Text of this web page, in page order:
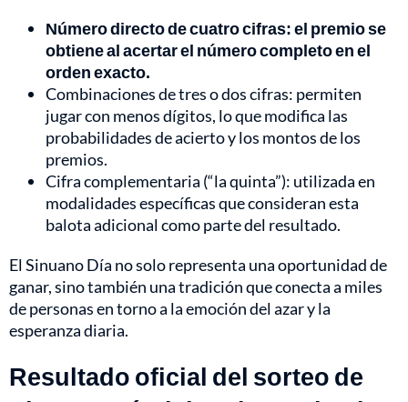
Número directo de cuatro cifras: el premio se
obtiene al acertar el número completo en el
orden exacto.
Combinaciones de tres o dos cifras: permiten
jugar con menos dígitos, lo que modifica las
probabilidades de acierto y los montos de los
premios.
Cifra complementaria (“la quinta”): utilizada en
modalidades específicas que consideran esta
balota adicional como parte del resultado.
El Sinuano Día no solo representa una oportunidad de
ganar, sino también una tradición que conecta a miles
de personas en torno a la emoción del azar y la
esperanza diaria.
Resultado oficial del sorteo de